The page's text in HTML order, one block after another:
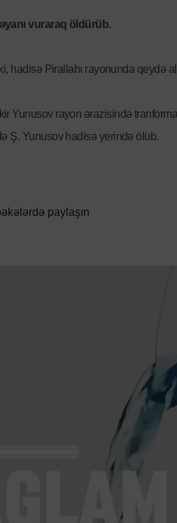
vuraraq öldürüb.
hadisə Pirallahı rayonunda qeydə
Yunusov rayon ərazisində
Ş. Yunusov hadisə yerində ölüb.
paylaşın